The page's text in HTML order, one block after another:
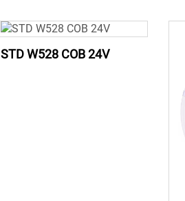
STD W528 COB 24V